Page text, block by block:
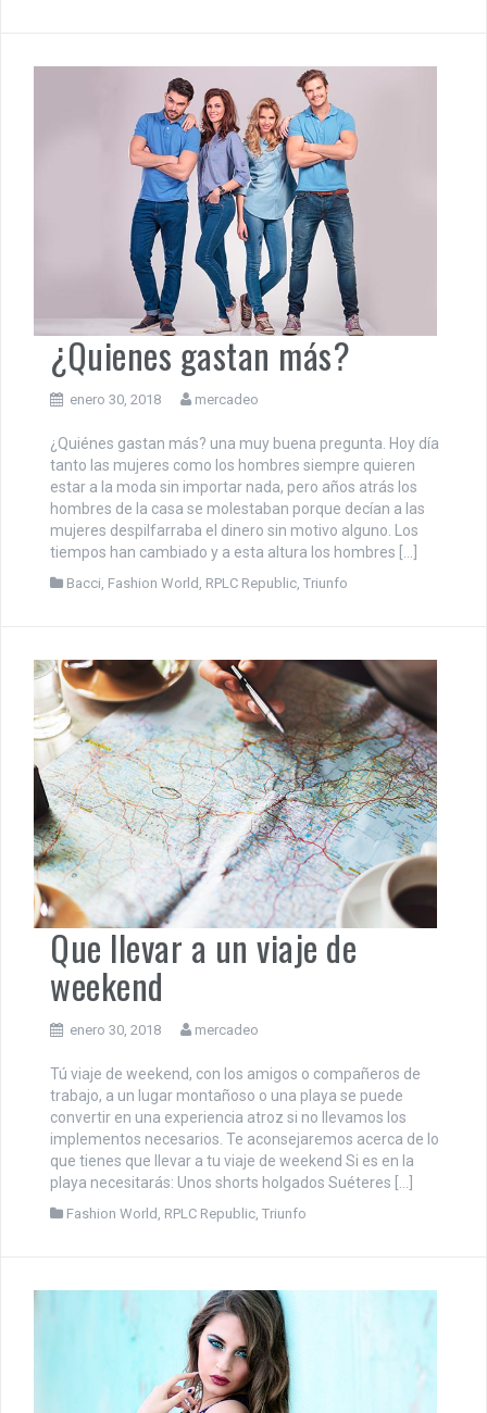
¿Quienes gastan más?
enero 30, 2018 mercadeo
¿Quiénes gastan más? una muy buena pregunta. Hoy día
tanto las mujeres como los hombres siempre quieren
estar a la moda sin importar nada, pero años atrás los
hombres de la casa se molestaban porque decían a las
mujeres despilfarraba el dinero sin motivo alguno. Los
tiempos han cambiado y a esta altura los hombres […]
Bacci Fashion World RPLC Republic Triunfo
Que llevar a un viaje de
weekend
enero 30, 2018 mercadeo
Tú viaje de weekend, con los amigos o compañeros de
trabajo, a un lugar montañoso o una playa se puede
convertir en una experiencia atroz si no llevamos los
implementos necesarios. Te aconsejaremos acerca de lo
que tienes que llevar a tu viaje de weekend Si es en la
playa necesitarás: Unos shorts holgados Suéteres […]
Fashion World , RPLC Republic, Triunfo